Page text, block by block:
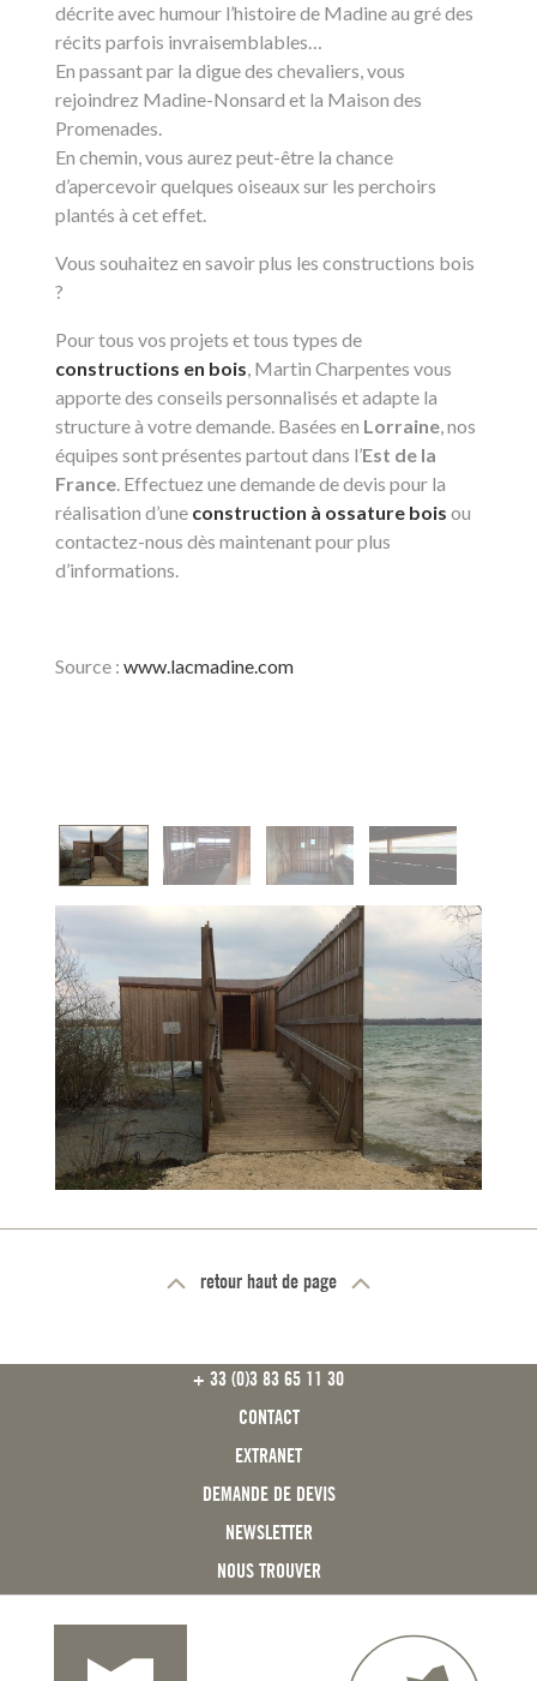
décrite avec humour l’histoire de Madine au gré des
récits parfois invraisemblables…
En passant par la digue des chevaliers, vous
rejoindrez Madine-Nonsard et la Maison des
Promenades.
En chemin, vous aurez peut-être la chance
d’apercevoir quelques oiseaux sur les perchoirs
plantés à cet effet.
Vous souhaitez en savoir plus les constructions bois
?
Pour tous vos projets et tous types de
constructions en bois, Martin Charpentes vous
apporte des conseils personnalisés et adapte la
structure à votre demande. Basées en Lorraine, nos
équipes sont présentes partout dans l’Est de la
France. Effectuez une demande de devis pour la
réalisation d’une construction à ossature bois ou
contactez-nous dès maintenant pour plus
d’informations.
Source : www.lacmadine.com
retour haut de page
+ 33 (0)3 83 65 11 30
CONTACT
EXTRANET
DEMANDE DE DEVIS
NEWSLETTER
NOUS TROUVER